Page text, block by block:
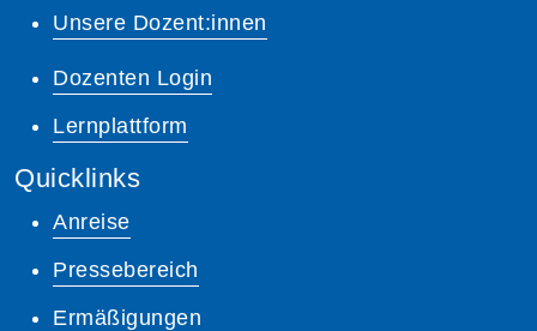
Unsere Dozent:innen
Dozenten Login
Lernplattform
Quicklinks
Anreise
Pressebereich
Ermäßigungen